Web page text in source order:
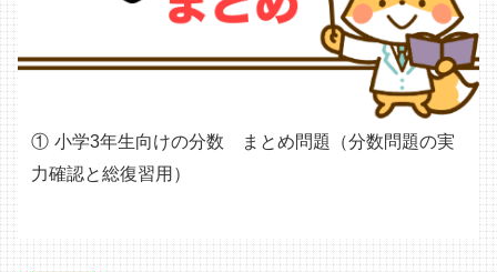
小学3年生向けの分数 まとめ問題（分数問題の実
力確認と総復習用）